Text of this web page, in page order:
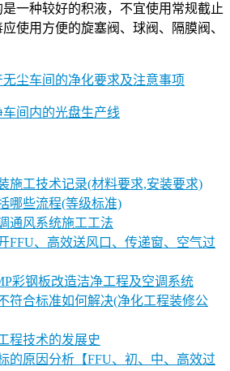
一种较好的积液，不宜使用常规截止
使用方便的旋塞阀、球阀、隔膜阀、
无尘车间的净化要求及注意事项
间内的光盘生产线
施工技术记录(材料要求,安装要求)
哪些流程(等级标准)
通风系统施工工法
FFU、高效送风口、传递窗、空气过
彩钢板改造洁净工程及空调系统
符合标准如何解决(净化工程装修公
程技术的发展史
的原因分析【FFU、初、中、高效过